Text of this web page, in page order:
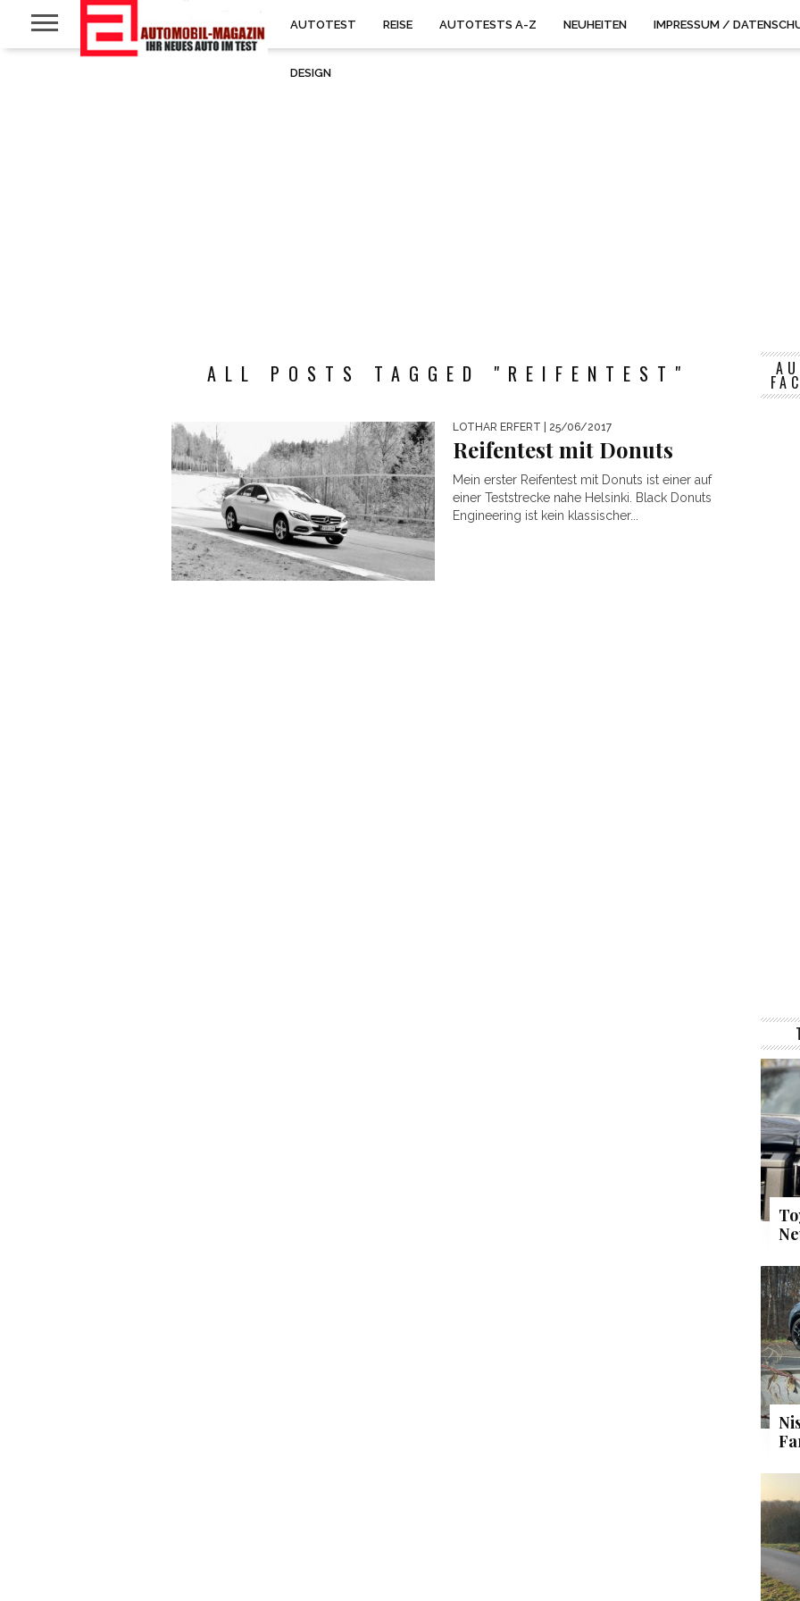
AUTOTEST REISE AUTOTESTS A-Z NEUHEITEN IMPRESSUM /
DESIGN
ALL POSTS TAGGED "REIFENTEST"
LOTHAR ERFERT | 25/06/2017
Reifentest mit Donuts
Mein erster Reifentest mit Donuts ist einer auf
einer Teststrecke nahe Helsinki. Black Donuts
Engineering ist kein klassischer...